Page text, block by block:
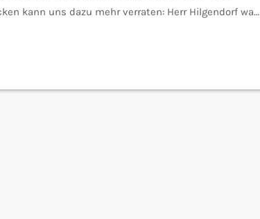
kann uns dazu mehr verraten: Herr Hilgendorf was
nächstes an? Warum dauert das Ganze denn so